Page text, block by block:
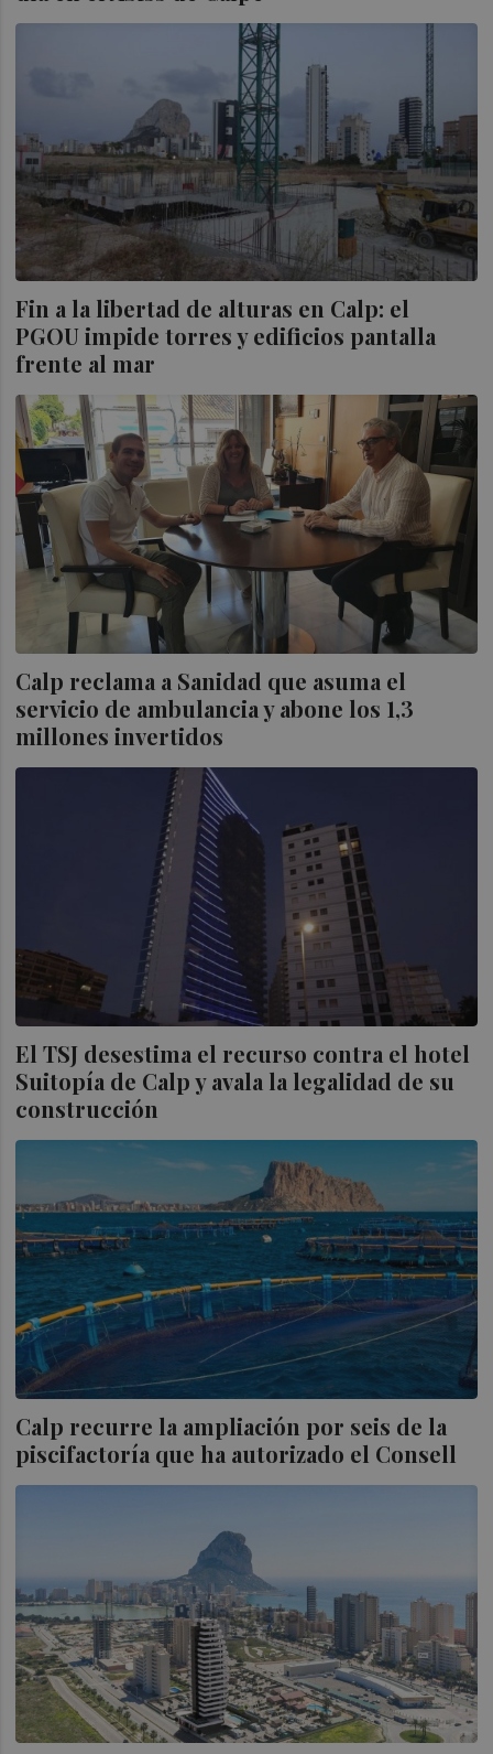
Fin a la libertad de alturas en Calp: el
PGOU impide torres y edificios pantalla
frente al mar
Calp reclama a Sanidad que asuma el
servicio de ambulancia y abone los 1,3
millones invertidos
El TSJ desestima el recurso contra el hotel
Suitopía de Calp y avala la legalidad de su
construcción
Calp recurre la ampliación por seis de la
piscifactoría que ha autorizado el Consell